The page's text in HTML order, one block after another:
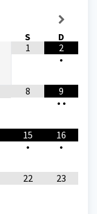
S
D
1
2
•
8
9
• •
15
•
16
•
22 23